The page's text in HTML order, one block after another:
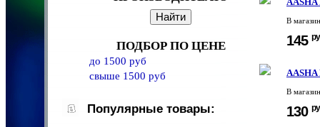
ПОДБОР ПО ЦЕНЕ
до 1500 руб
свыше 1500 руб
Популярные товары:
В
145
AASHA
В
130